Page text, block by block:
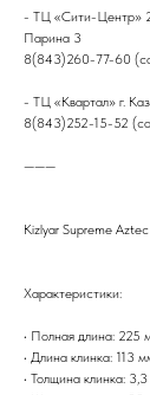
- ТЦ «Сити-Центр»
Парина 3
8(843)260-77-60
- ТЦ «Квартал» г.
8(843)252-15-52
———
Kizlyar Supreme
Характеристики:
• Полная длина: 225
• Длина клинка: 113
• Толщина клинка: